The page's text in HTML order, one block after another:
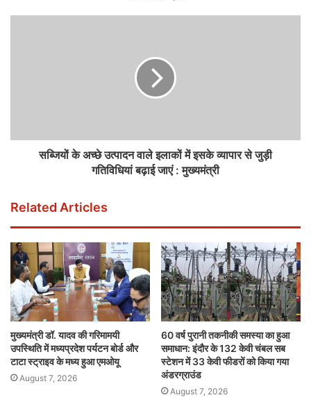
सब्जियों के अच्छे उत्पादन वाले इलाकों में इसके व्यापार से जुड़ी
गतिविधियां बढ़ाई जाएं : मुख्यमंत्री
Related Articles
मुख्यमंत्री डॉ. यादव की गरिमामयी
उपस्थिति में मध्यप्रदेश पर्यटन बोर्ड और
टाटा स्ट्राइव के मध्य हुआ एमओयू
August 7, 2026
60 वर्ष पुरानी तकनीकी समस्या का हुआ
समाधान: इंदौर के 132 केवी चंबल सब
स्टेशन में 33 केवी फीडरों को किया गया
अंडरग्राउंड
August 7, 2026